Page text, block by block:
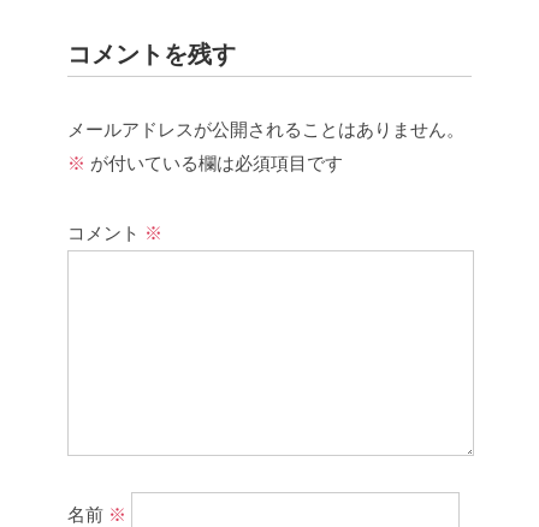
コメントを残す
メールアドレスが公開されることはありません。
※ が付いている欄は必須項目です
コメント ※
名前 ※